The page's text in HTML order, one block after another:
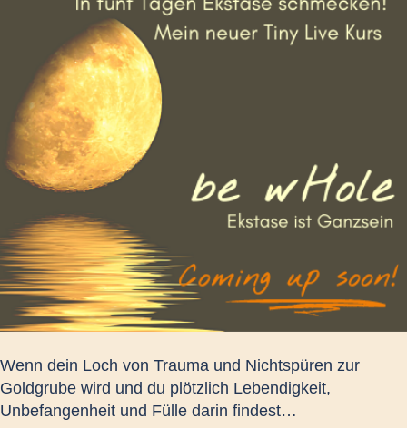
Wenn dein Loch von Trauma und Nichtspüren zur
Goldgrube wird und du plötzlich Lebendigkeit,
Unbefangenheit und Fülle darin findest…